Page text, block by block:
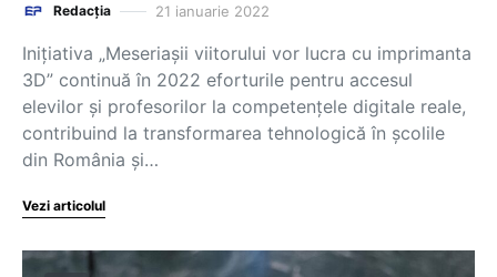
Redacția 21 ianuarie 2022
Inițiativa „Meseriașii viitorului vor lucra cu imprimanta
3D” continuă în 2022 eforturile pentru accesul
elevilor și profesorilor la competențele digitale reale,
contribuind la transformarea tehnologică în școlile
din România și…
Vezi articolul